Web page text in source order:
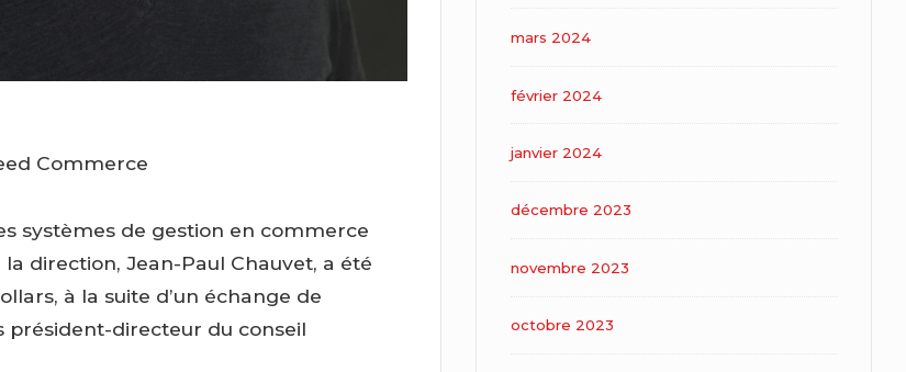
Commerce
systèmes de gestion en commerce
direction, Jean-Paul Chauvet, a été
à la suite d’un échange de
président-directeur du conseil
mars 2024
février 2024
janvier 2024
décembre 2023
novembre 2023
octobre 2023